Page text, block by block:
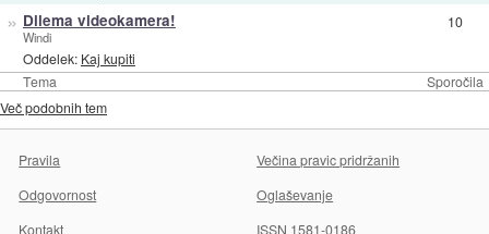
Tema Sporočila
» Dilema videokamera!
Windi
Oddelek: Kaj kupiti
10
Več podobnih tem
Pravila
Večina pravic pridržanih
Odgovornost
Oglaševanje
Kontakt
ISSN 1581-0186